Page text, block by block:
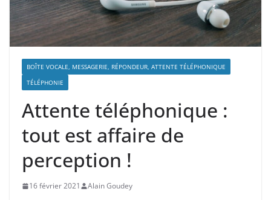
BOÎTE VOCALE, MESSAGERIE, RÉPONDEUR, ATTENTE TÉLÉPHONIQUE
TÉLÉPHONIE
Attente téléphonique :
tout est affaire de
perception !
16 février 2021 Alain Goudey